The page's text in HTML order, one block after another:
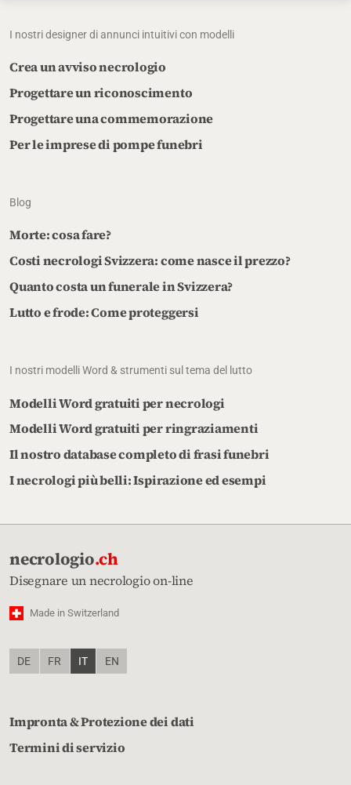
I nostri designer di annunci intuitivi con modelli
Crea un avviso necrologio
Progettare un riconoscimento
Progettare una commemorazione
Per le imprese di pompe funebri
Blog
Morte: cosa fare?
Costi necrologi Svizzera: come nasce il prezzo?
Quanto costa un funerale in Svizzera?
Lutto e frode: Come proteggersi
I nostri modelli Word & strumenti sul tema del lutto
Modelli Word gratuiti per necrologi
Modelli Word gratuiti per ringraziamenti
Il nostro database completo di frasi funebri
I necrologi più belli: Ispirazione ed esempi
necrologio.ch
Disegnare un necrologio on-line
Made in Switzerland
DE FR IT EN
Impronta & Protezione dei dati
Termini di servizio